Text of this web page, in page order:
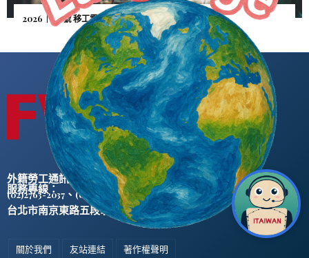
2026｜5月號 移工零付費—雇主憂逃逸「人財兩失」
外籍勞工通訊社版權所有 ©
服務專線：
(02)2763-2037 、(02)2765-0906
台北市南京東路五段47號5樓之2
關於我們 友站連結 著作權聲明